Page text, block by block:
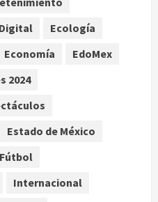
de la IA arrastra a fondos
Wall Street
Science vincula el
fruta ancestral con la
Digital
Ecología
Economía
EdoMex
2024
Estado de México
Fútbol
Internacional